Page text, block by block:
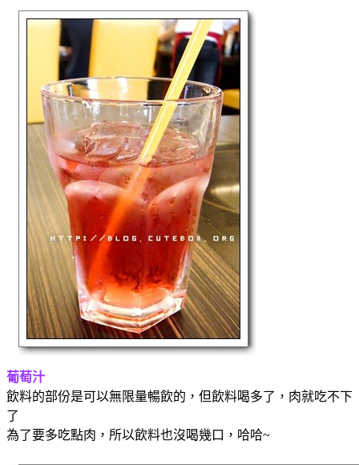
葡萄汁
飲料的部份是可以無限量暢飲的，但飲料喝多了，肉就吃不下
了
為了要多吃點肉，所以飲料也沒喝幾口，哈哈~